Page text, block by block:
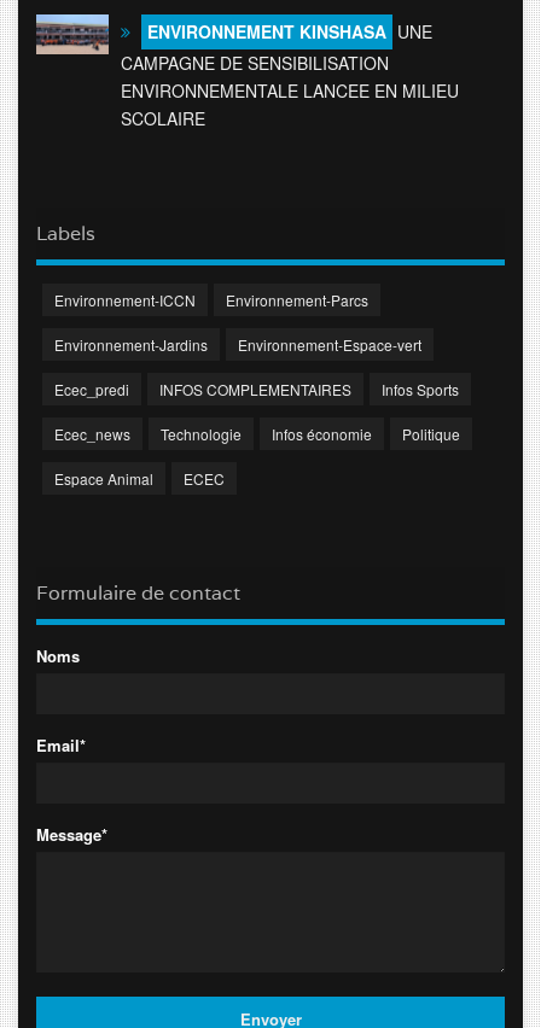
ENVIRONNEMENT KINSHASA UNE
CAMPAGNE DE SENSIBILISATION
ENVIRONNEMENTALE LANCEE EN MILIEU
SCOLAIRE
Labels
Environnement-ICCN Environnement-Parcs
Environnement-Jardins Environnement-Espace-vert
Ecec_predi INFOS COMPLEMENTAIRES Infos Sports
Ecec_news Technologie Infos économie Politique
Espace Animal ECEC
Formulaire de contact
Noms
Email*
Message*